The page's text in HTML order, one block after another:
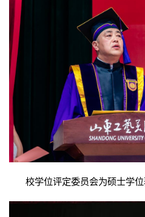
校学位评定委员会为硕士学位